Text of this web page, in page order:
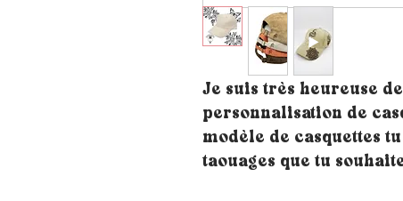
Je suis très heureuse
personnalisation de
modèle de casquettes
taouages que tu